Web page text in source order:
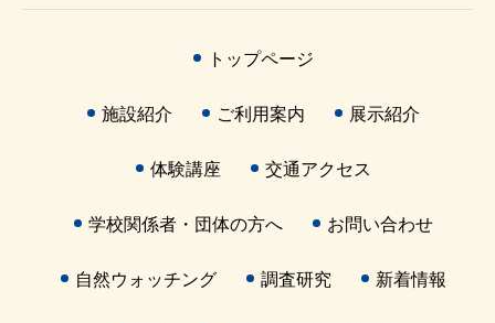
トップページ
施設紹介 ご利用案内 展示紹介
体験講座 交通アクセス
学校関係者・団体の方へ お問い合わせ
自然ウォッチング 調査研究 新着情報